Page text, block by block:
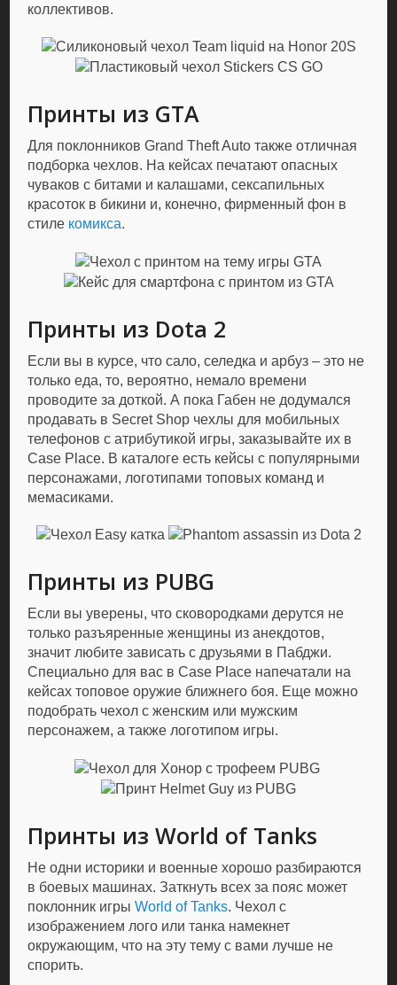
коллективов.
Принты из GTA
Для поклонников Grand Theft Auto также отличная
подборка чехлов. На кейсах печатают опасных
чуваков с битами и калашами, сексапильных
красоток в бикини и, конечно, фирменный фон в
стиле комикса.
Принты из Dota 2
Если вы в курсе, что сало, селедка и арбуз – это не
только еда, то, вероятно, немало времени
проводите за доткой. А пока Габен не додумался
продавать в Secret Shop чехлы для мобильных
телефонов с атрибутикой игры, заказывайте их в
Case Place. В каталоге есть кейсы с популярными
персонажами, логотипами топовых команд и
мемасиками.
Принты из PUBG
Если вы уверены, что сковородками дерутся не
только разъяренные женщины из анекдотов,
значит любите зависать с друзьями в Пабджи.
Специально для вас в Case Place напечатали на
кейсах топовое оружие ближнего боя. Еще можно
подобрать чехол с женским или мужским
персонажем, а также логотипом игры.
Принты из World of Tanks
Не одни историки и военные хорошо разбираются
в боевых машинах. Заткнуть всех за пояс может
поклонник игрыWorld of Tanks. Чехол с
изображением лого или танка намекнет
окружающим, что на эту тему с вами лучше не
спорить.